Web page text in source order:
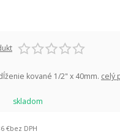
kované 1/2" x 40mm. celý
skladom
€bez DPH